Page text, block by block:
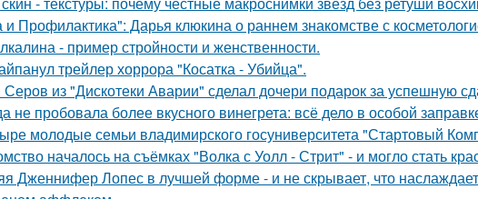
Профилактика": Дарья клюкина о раннем знакомстве с
- пример стройности и женственности.
трейлер хоррора "Косатка - Убийца".
из "Дискотеки Аварии" сделал дочери подарок за успешную
не пробовала более вкусного винегрета: всё дело в особой
молодые семьи владимирского госуниверситета "Стартовый
началось на съёмках "Волка с Уолл - Стрит" - и могло стать
Дженнифер Лопес в лучшей форме - и не скрывает, что